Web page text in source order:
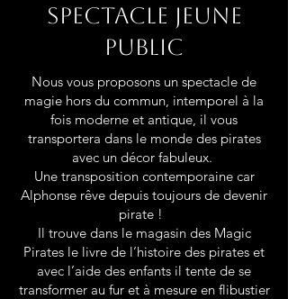
Spectacle jeune
public
Nous vous proposons un spectacle de
magie hors du commun, intemporel à la
fois moderne et antique, il vous
transportera dans le monde des pirates
avec un décor fabuleux.
Une transposition contemporaine car
Alphonse rêve depuis toujours de devenir
pirate !
Il trouve dans le magasin des Magic
Pirates le livre de l’histoire des pirates et
avec l’aide des enfants il tente de se
transformer au fur et à mesure en flibustier